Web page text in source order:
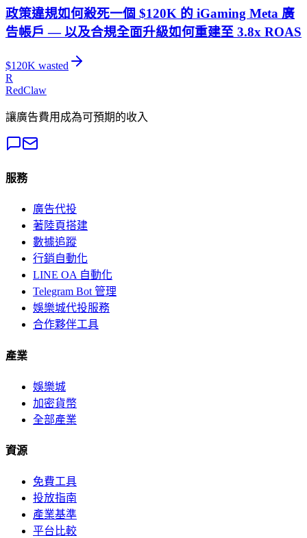
政策違規如何殺死一個 $120K 的 iGaming Meta 廣
告帳戶 — 以及合規全面升級如何重建至 3.8x ROAS
$120K wasted
R
RedClaw
讓廣告費用成為可預期的收入
服務
廣告代投
著陸頁搭建
數據追蹤
行銷自動化
LINE OA 自動化
Telegram Bot 管理
娛樂城代投服務
合作夥伴工具
產業
娛樂城
加密貨幣
全部產業
資源
免費工具
投放指南
產業基準
平台比較